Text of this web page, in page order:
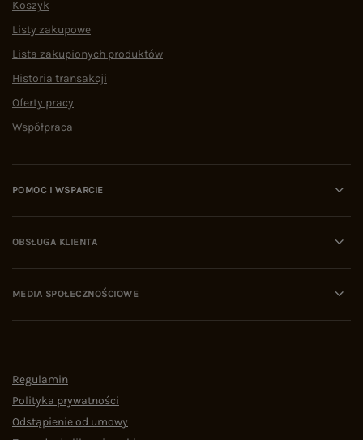
Koszyk
Listy zakupowe
Lista zakupionych produktów
Historia transakcji
Oferty pracy
Współpraca
POMOC I WSPARCIE
OBSŁUGA KLIENTA
MEDIA SPOŁECZNOŚCIOWE
Regulamin
Polityka prywatności
Odstąpienie od umowy